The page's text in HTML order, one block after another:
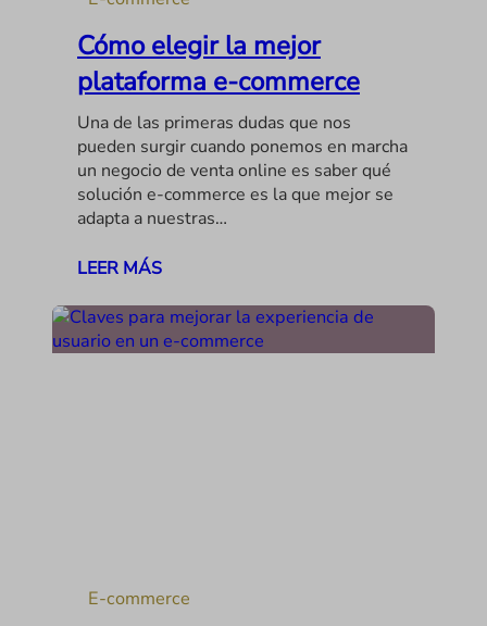
Cómo elegir la mejor
plataforma e-commerce
Una de las primeras dudas que nos
pueden surgir cuando ponemos en marcha
un negocio de venta online es saber qué
solución e-commerce es la que mejor se
adapta a nuestras…
LEER MÁS
E-commerce